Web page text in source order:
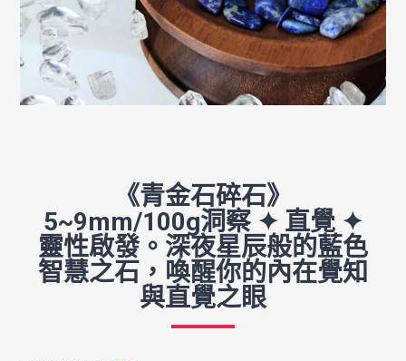
《青金石碎石》
5~9mm/100g洞察 ✦ 直覺 ✦
靈性啟發。深夜星辰般的藍色
智慧之石，喚醒你的內在覺知
與直覺之眼